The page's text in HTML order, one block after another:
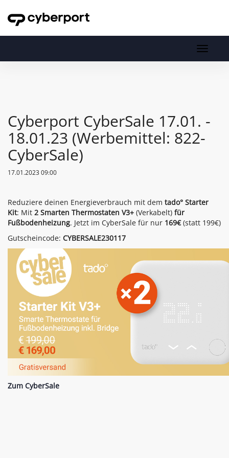
Toggle
Cyberport CyberSale 17.01. -
18.01.23 (Werbemittel: 822-
CyberSale)
17.01.2023 09:00
Reduziere deinen Energieverbrauch mit dem tado° Starter
Kit: Mit 2 Smarten Thermostaten V3+ (Verkabelt) für
Fußbodenheizung. Jetzt im CyberSale für nur 169€(statt 199€)
Gutscheincode: CYBERSALE230117
Zum CyberSale